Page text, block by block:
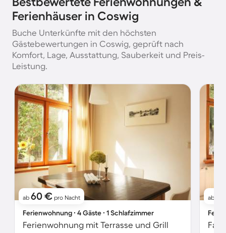
Ferienhäuser in Coswig
Buche Unterkünfte mit den höchsten
Gästebewertungen in Coswig, geprüft nach
Komfort, Lage, Ausstattung, Sauberkeit und Preis-
Leistung.
ab 60 € pro Nacht
Ferienwohnung ∙ 4 Gäste ∙ 1 Schlafzimmer
Ferienwohnung mit Terrasse und Grill
ab